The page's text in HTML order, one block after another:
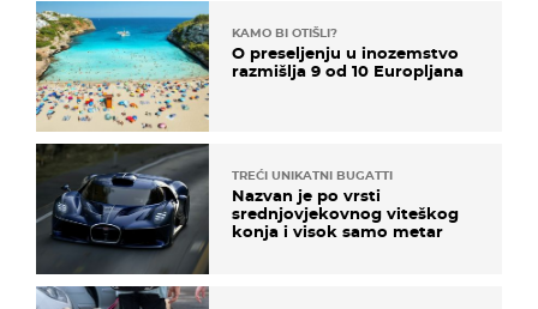
KAMO BI OTIŠLI?
O preseljenju u inozemstvo
razmišlja 9 od 10 Europljana
TREĆI UNIKATNI BUGATTI
Nazvan je po vrsti
srednjovjekovnog viteškog
konja i visok samo metar